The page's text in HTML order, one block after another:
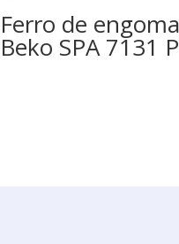
Ferro de
Beko SPA 7131 P